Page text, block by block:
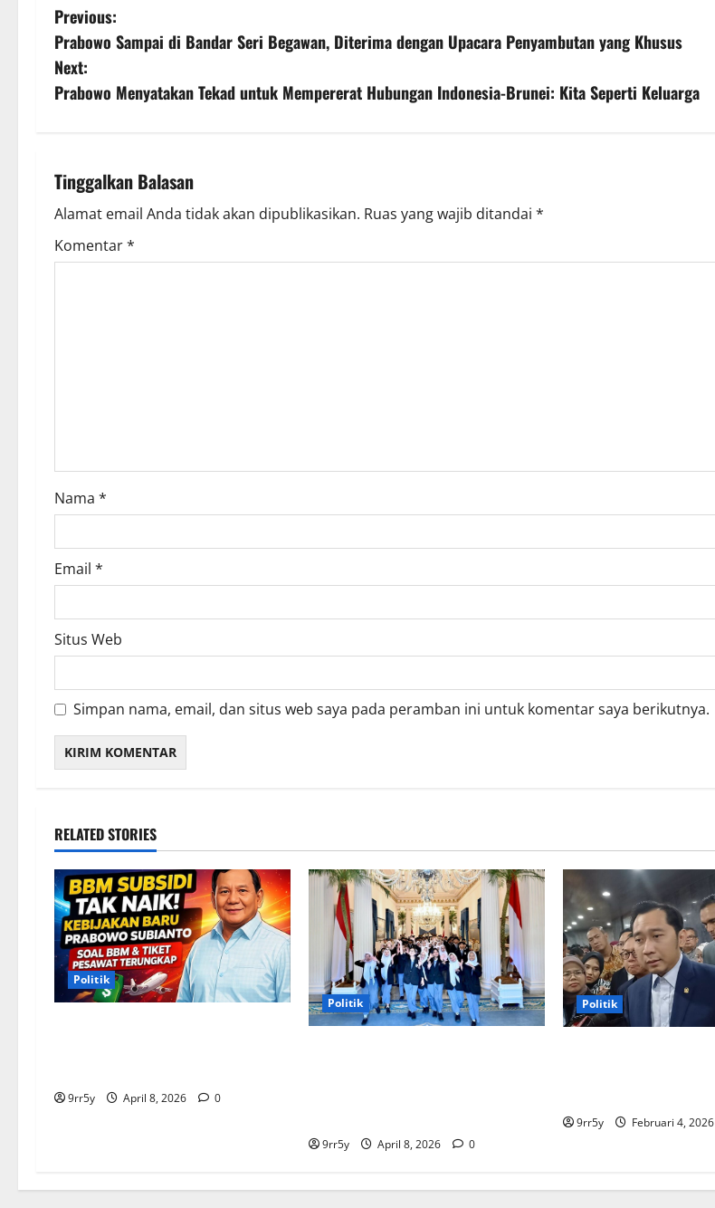
P
o
s
n
a
v
o
n
Previous:
Prabowo Sampai di Bandar Seri Begawan, Diterima dengan Upacara Penyambutan yang Khusus
Next:
Prabowo Menyatakan Tekad untuk Mempererat Hubungan Indonesia-Brunei: Kita Seperti Keluarga
Tinggalkan Balasan
Alamat email Anda tidak akan dipublikasikan. Ruas yang wajib ditandai *
Komentar*
Nama *
Email *
Situs Web
Simpan nama, email, dan situs web saya pada peramban ini untuk komentar saya berikutnya.
RELATED STORIES
Politik
9rr5y April 8, 2026 0
Politik
9rr5y April 8, 2026 0
Politik
9rr5y Februari 4, 2026